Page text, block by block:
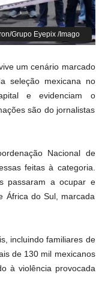
Grupo Eyepix /Imago
um cenário marcado
seleção mexicana no
e evidenciam o
são do jornalistas
Nacional de
feitas à categoria.
passaram a ocupar e
África do Sul, marcada
incluindo familiares de
de 130 mil mexicanos
à violência provocada